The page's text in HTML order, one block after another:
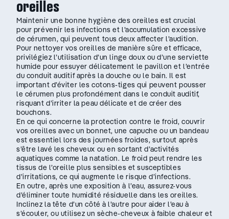
oreilles
Maintenir une bonne hygiène des oreilles est crucial
pour prévenir les infections et l’accumulation excessive
de cérumen, qui peuvent tous deux affecter l’audition.
Pour nettoyer vos oreilles de manière sûre et efficace,
privilégiez l’utilisation d’un linge doux ou d’une serviette
humide pour essuyer délicatement le pavillon et l’entrée
du conduit auditif après la douche ou le bain. Il est
important d’éviter les cotons-tiges qui peuvent pousser
le cérumen plus profondément dans le conduit auditif,
risquant d’irriter la peau délicate et de créer des
bouchons.
En ce qui concerne la protection contre le froid, couvrir
vos oreilles avec un bonnet, une capuche ou un bandeau
est essentiel lors des journées froides, surtout après
s’être lavé les cheveux ou en sortant d’activités
aquatiques comme la natation. Le froid peut rendre les
tissus de l’oreille plus sensibles et susceptibles
d’irritations, ce qui augmente le risque d’infections.
En outre, après une exposition à l’eau, assurez-vous
d’éliminer toute humidité résiduelle dans les oreilles.
Inclinez la tête d’un côté à l’autre pour aider l’eau à
s’écouler, ou utilisez un sèche-cheveux à faible chaleur et